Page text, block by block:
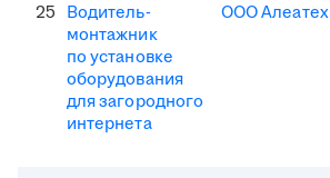
25 Водитель-
монтажник
по установке
оборудования
для загородного
интернета
ООО Алеатех